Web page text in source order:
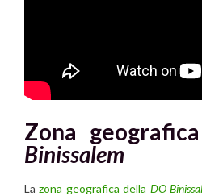
Zona
Binissalem
Lazona geografica della DO